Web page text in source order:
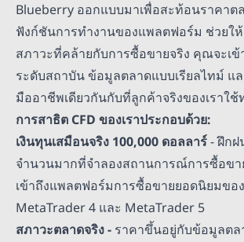
Blueberry ออกแบบมาเพื่อสะท้อนราคาต
ฟังก์ชันการทำงานของแพลตฟอร์ม ช่วยใ
สภาวะที่คล้ายกับการซื้อขายจริง คุณจะเ
ระดับสถาบัน ข้อมูลตลาดแบบเรียลไทม์ แ
มืออาชีพเดียวกันกับที่ลูกค้าจริงของเราใ
การสาธิต CFD ของเราประกอบด้วย:
เงินทุนเสมือนจริง 100,000 ดอลลาร์- ฝึกฝ
จำนวนมากที่จำลองสถานการณ์การซื้อขา
เข้าถึงแพลตฟอร์มการซื้อขายยอดนิยมขอ
MetaTrader 4 และ MetaTrader 5
สภาวะตลาดจริง - ราคาขึ้นอยู่กับข้อมูลตล